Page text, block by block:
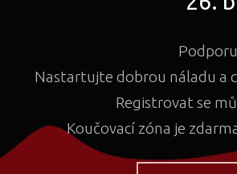
Nastartujte dobrou náladu a
Registrovat se
Koučovací zóna je